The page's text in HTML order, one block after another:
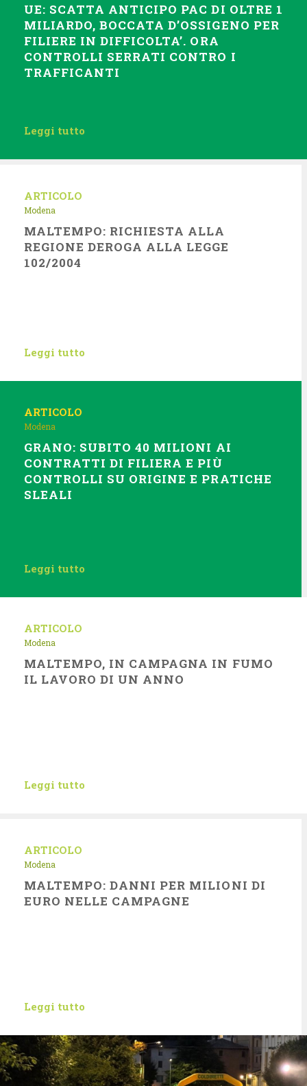
UE: SCATTA ANTICIPO PAC DI OLTRE 1
MILIARDO, BOCCATA D’OSSIGENO PER
FILIERE IN DIFFICOLTA’. ORA
CONTROLLI SERRATI CONTRO I
TRAFFICANTI
Leggi tutto
ARTICOLO
Modena
MALTEMPO: RICHIESTA ALLA
REGIONE DEROGA ALLA LEGGE
102/2004
Leggi tutto
ARTICOLO
Modena
GRANO: SUBITO 40 MILIONI AI
CONTRATTI DI FILIERA E PIÙ
CONTROLLI SU ORIGINE E PRATICHE
SLEALI
Leggi tutto
ARTICOLO
Modena
MALTEMPO, IN CAMPAGNA IN FUMO
IL LAVORO DI UN ANNO
Leggi tutto
ARTICOLO
Modena
MALTEMPO: DANNI PER MILIONI DI
EURO NELLE CAMPAGNE
Leggi tutto